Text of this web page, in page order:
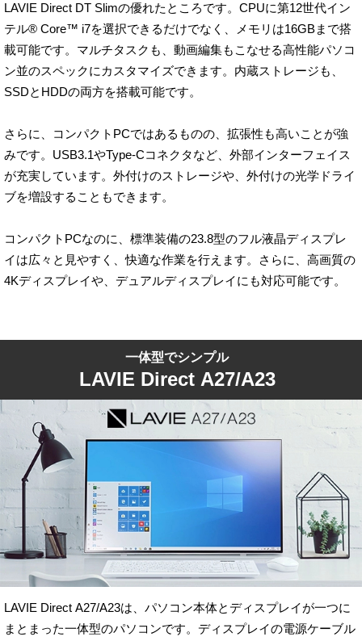
LAVIE Direct DT Slimの優れたところです。CPUに第12世代イン
テル® Core™ i7を選択できるだけでなく、メモリは16GBまで搭
載可能です。マルチタスクも、動画編集もこなせる高性能パソコ
ン並のスペックにカスタマイズできます。内蔵ストレージも、
SSDとHDDの両方を搭載可能です。
さらに、コンパクトPCではあるものの、拡張性も高いことが強
みです。USB3.1やType-Cコネクタなど、外部インターフェイス
が充実しています。外付けのストレージや、外付けの光学ドライ
ブを増設することもできます。
コンパクトPCなのに、標準装備の23.8型のフル液晶ディスプレ
イは広々と見やすく、快適な作業を行えます。さらに、高画質の
4Kディスプレイや、デュアルディスプレイにも対応可能です。
一体型でシンプル
LAVIE Direct A27/A23
LAVIE Direct A27/A23は、パソコン本体とディスプレイが一つに
まとまった一体型のパソコンです。ディスプレイの電源ケーブル